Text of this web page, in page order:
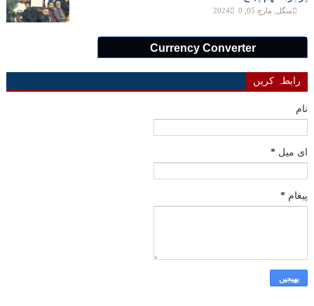
منگل, مارچ 05, 2024 0
Currency Converter
رابطہ کریں
نام
ای میل *
پیغام *